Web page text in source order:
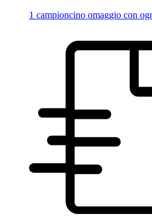
1 campioncino omaggio con